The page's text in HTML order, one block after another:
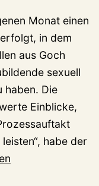
Monat einen
in dem
aus Goch
sexuell
haben. Die
Einblicke,
habe der